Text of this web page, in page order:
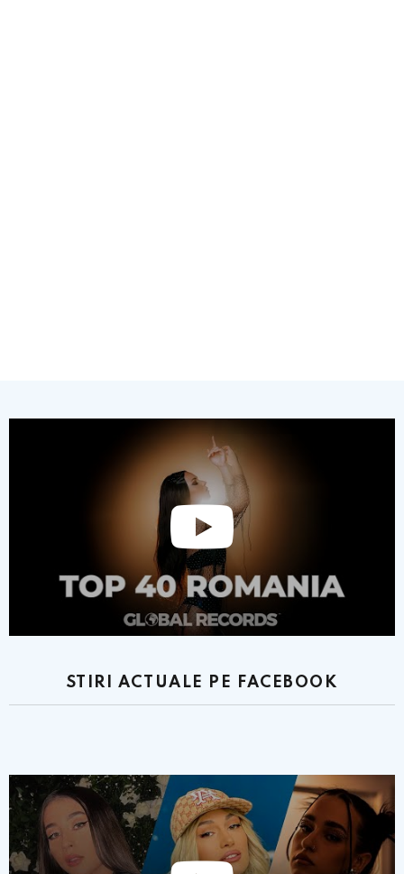
STIRI ACTUALE PE FACEBOOK